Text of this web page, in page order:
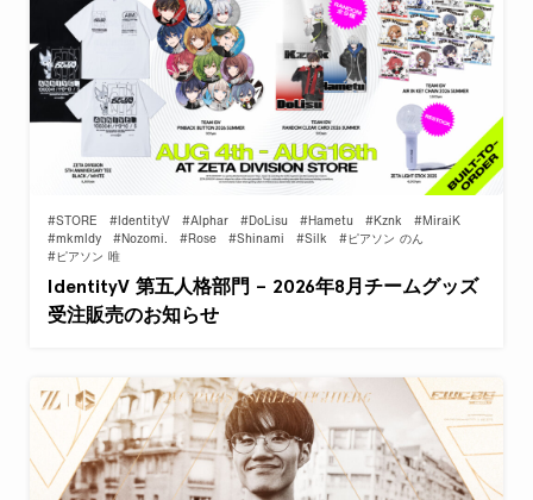
#STORE #IdentityV #Alphar #DoLisu #Hametu #Kznk
#MiraiK
#mkmldy
#Nozomi. #Rose #Shinami #Silk
#ピアソン のん
#ピアソン 唯
IdentityV 第五人格部門 – 2026年8月チームグッズ
受注販売のお知らせ